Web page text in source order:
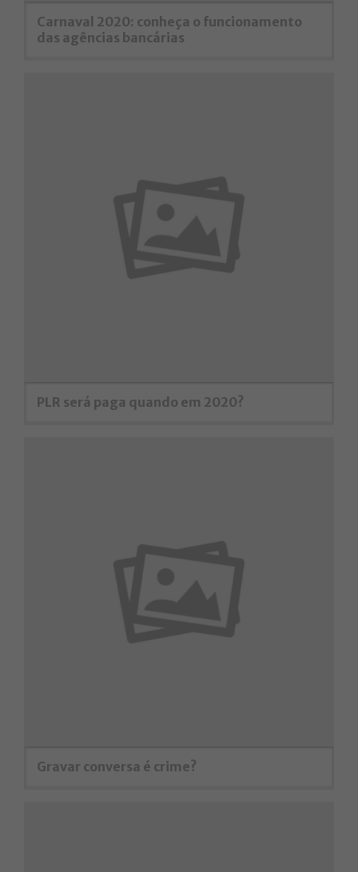
Carnaval 2020: conheça o funcionamento
das agências bancárias
PLR será paga quando em 2020?
Gravar conversa é crime?